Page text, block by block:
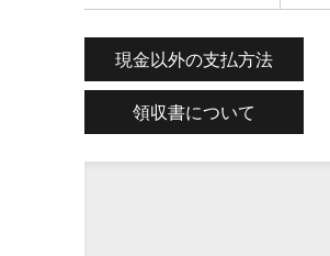
現金以外の支払方法
領収書について